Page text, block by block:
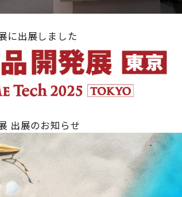
に出展しました
出展のお知らせ